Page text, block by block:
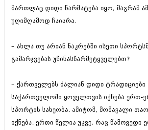
მართლაც დიდი წარმატება იყო, მაგრამ ამ
უღიმღამოდ ჩაიარა.
– ახლა თუ არიან ნაკრებში ისეთი
გამარჯვებას უწინასწარმეტყველებთ?
– ქართველებს ძალიან დიდი ტრადიციები
საქართველოში ყოველთვის იქნება ერთ-
სპორტის სახეობა. ამიტომ, მომავალი
იქნება. ერთი წელია უკვე, რაც წამოვედი